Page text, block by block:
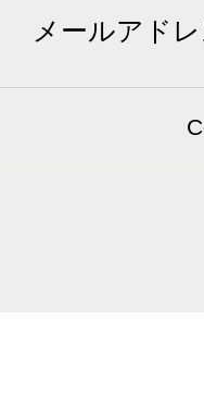
メールアドレ